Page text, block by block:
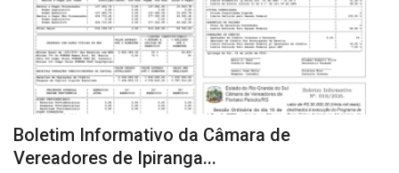
Boletim Informativo da Câmara de
Vereadores de Ipiranga...